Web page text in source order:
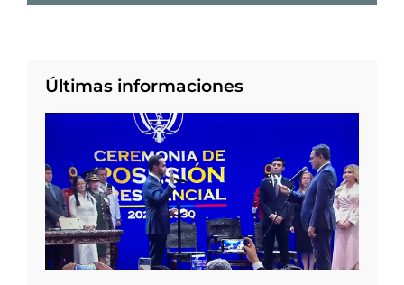
Últimas informaciones